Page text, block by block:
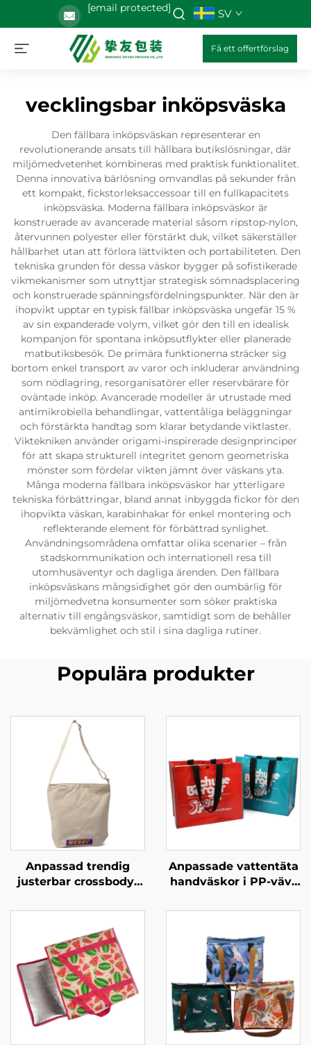
[email protected] SV
Få ett offertförslag
vecklingsbar inköpsväska
Den fällbara inköpsväskan representerar en
revolutionerande ansats till hållbara butikslösningar, där
miljömedvetenhet kombineras med praktisk funktionalitet.
Denna innovativa bärlösning omvandlas på sekunder från
ett kompakt, fickstorleksaccessoar till en fullkapacitets
inköpsväska. Moderna fällbara inköpsväskor är
konstruerade av avancerade material såsom ripstop-nylon,
återvunnen polyester eller förstärkt duk, vilket säkerställer
hållbarhet utan att förlora lättvikten och portabiliteten. Den
tekniska grunden för dessa väskor bygger på sofistikerade
vikmekanismer som utnyttjar strategisk sömnadsplacering
och konstruerade spänningsfördelningspunkter. När den är
ihopvikt upptar en typisk fällbar inköpsväska ungefär 15 %
av sin expanderade volym, vilket gör den till en idealisk
kompanjon för spontana inköpsutflykter eller planerade
matbutiksbesök. De primära funktionerna sträcker sig
bortom enkel transport av varor och inkluderar användning
som nödlagring, resorganisatörer eller reservbärare för
oväntade inköp. Avancerade modeller är utrustade med
antimikrobiella behandlingar, vattentåliga beläggningar
och förstärkta handtag som klarar betydande viktlaster.
Viktekniken använder origami-inspirerade designprinciper
för att skapa strukturell integritet genom geometriska
mönster som fördelar vikten jämnt över väskans yta.
Många moderna fällbara inköpsväskor har ytterligare
tekniska förbättringar, bland annat inbyggda fickor för den
ihopvikta väskan, karabinhakar för enkel montering och
reflekterande element för förbättrad synlighet.
Användningsområdena omfattar olika scenarier – från
stadskommunikation och internationell resa till
utomhusäventyr och dagliga ärenden. Den fällbara
inköpsväskans mångsidighet gör den oumbärlig för
miljömedvetna konsumenter som söker praktiska
alternativ till engångsväskor, samtidigt som de behåller
bekvämlighet och stil i sina dagliga rutiner.
Populära produkter
Anpassad trendig
justerbar crossbody-
anpassade färger för
streetwear-stil
Anpassade vattentäta
handväskor i PP-vävt
ekologiskt
bärväskor för
modebutiker